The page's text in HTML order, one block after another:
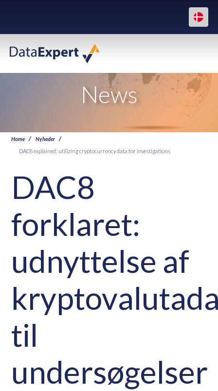
News
Home
Nyheder
DAC8 explained: utilizing cryptocurrency data for investigations
DAC8
forklaret:
udnyttelse af
til
undersøgelser